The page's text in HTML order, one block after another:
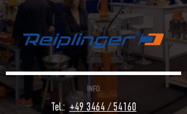
INFO
Tel.: +49 3464 / 54160